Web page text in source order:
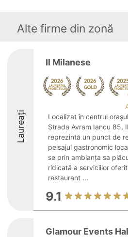
Alte firme din zonă
Laureați
Il Milanese
Localizat în centrul
Strada Avram Iancu 85,
reprezintă un punct de
peisajul gastronomic
se prin ambianța sa
ridicată a serviciilor
restaurant ...
9.1
Glamour Events